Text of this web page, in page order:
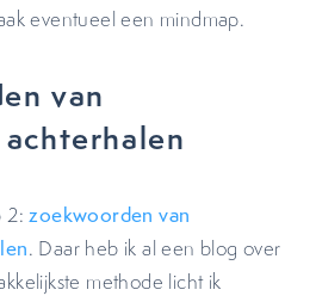
eventueel een mindmap.
van
2:zoekwoorden van
. Daar heb ik al een blog over
methode licht ik